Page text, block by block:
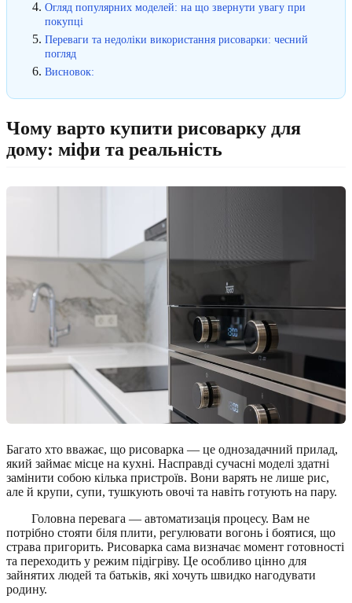
Огляд популярних моделей: на що звернути увагу при
покупці
Переваги та недоліки використання рисоварки: чесний
погляд
Висновок:
Чому варто купити рисоварку для
дому: міфи та реальність
Багато хто вважає, що рисоварка — це однозадачний прилад,
який займає місце на кухні. Насправді сучасні моделі здатні
замінити собою кілька пристроїв. Вони варять не лише рис,
але й крупи, супи, тушкують овочі та навіть готують на пару.
Головна перевага — автоматизація процесу. Вам не
потрібно стояти біля плити, регулювати вогонь і боятися, що
страва пригорить. Рисоварка сама визначає момент готовності
та переходить у режим підігріву. Це особливо цінно для
зайнятих людей та батьків, які хочуть швидко нагодувати
родину.